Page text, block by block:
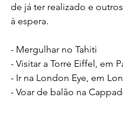
de já ter realizado e
à espera.
- Mergulhar no Tahiti
- Visitar a Torre Eiffel, em
- Ir na London Eye, em
- Voar de balão na